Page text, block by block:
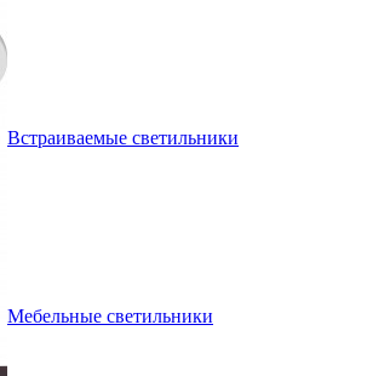
Встраиваемые светильники
Мебельные светильники